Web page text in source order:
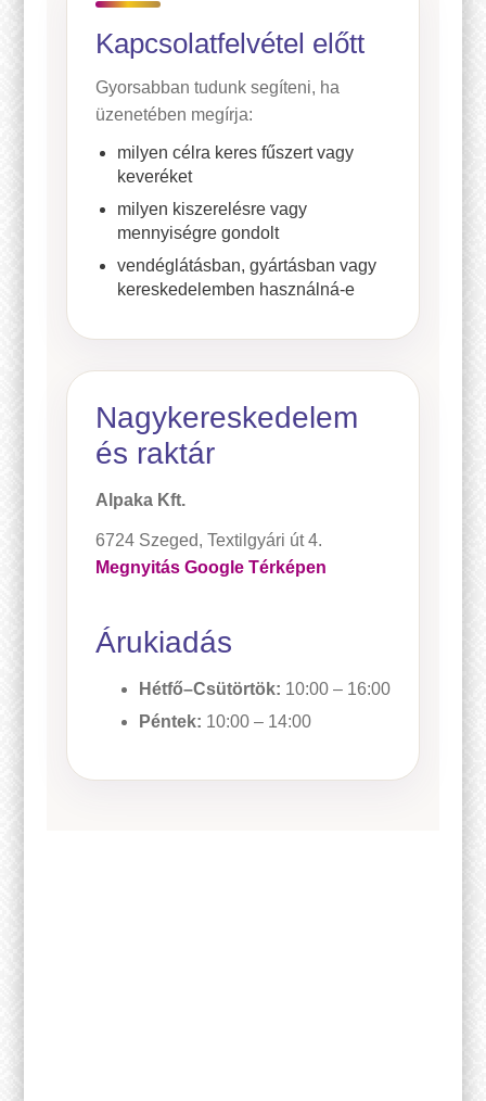
Kapcsolatfelvétel előtt
Gyorsabban tudunk segíteni, ha
üzenetében megírja:
milyen célra keres fűszert vagy
keveréket
milyen kiszerelésre vagy
mennyiségre gondolt
vendéglátásban, gyártásban vagy
kereskedelemben használná-e
Nagykereskedelem
és raktár
Alpaka Kft.
6724 Szeged, Textilgyári út 4.
Megnyitás Google Térképen
Árukiadás
Hétfő–Csütörtök: 10:00 – 16:00
Péntek: 10:00 – 14:00